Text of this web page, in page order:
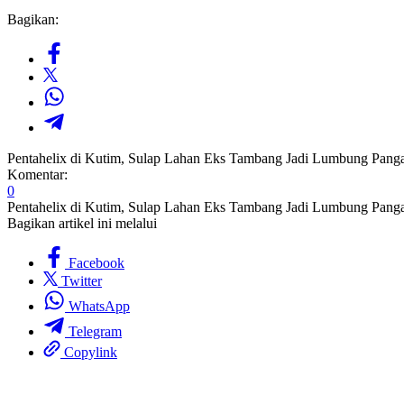
Bagikan:
Pentahelix di Kutim, Sulap Lahan Eks Tambang Jadi Lumbung
Komentar:
0
Pentahelix di Kutim, Sulap Lahan Eks Tambang Jadi Lumbung
Bagikan artikel ini melalui
Facebook
Twitter
WhatsApp
Telegram
Copylink